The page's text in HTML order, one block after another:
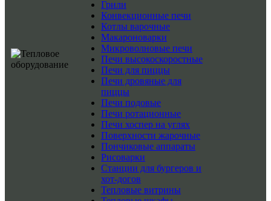
Грили
Конвекционные печи
Котлы варочные
Макароноварки
Микроволновые печи
Печи высокоскоростные
Печи для пиццы
Печи дровяные для
пиццы
Печи подовые
Печи ротационные
Печи хоспер на углях
Поверхности жарочные
Пончиковые аппараты
Рисоварки
Станции для бургеров и
хот-догов
Тепловые витрины